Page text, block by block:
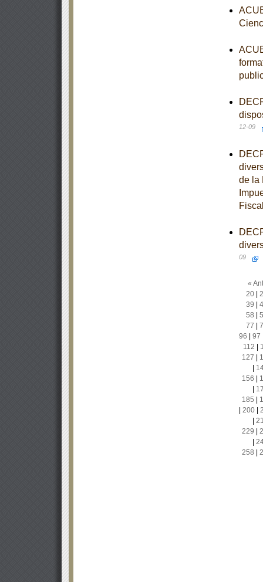
12-09
de la
09
«
20|
39
58
77
96
97
112
127
156
185
200|
229
258